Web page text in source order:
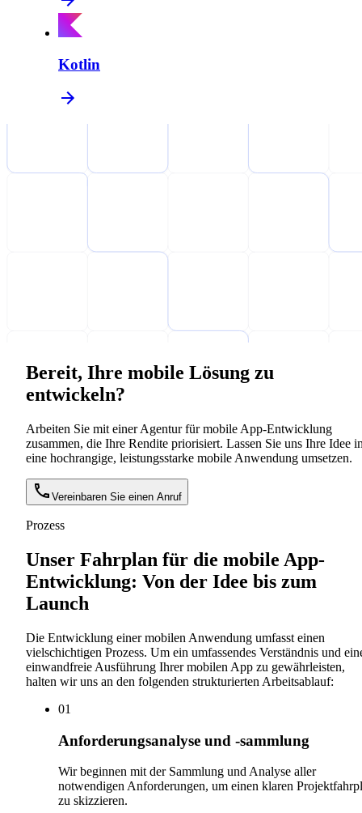
Kotlin
Bereit, Ihre mobile Lösung zu
entwickeln?
Arbeiten Sie mit einer Agentur für mobile App-Entwicklung
zusammen, die Ihre Rendite priorisiert. Lassen Sie uns Ihre Idee
eine hochrangige, leistungsstarke mobile Anwendung umsetzen.
Vereinbaren Sie einen Anruf
Prozess
Unser Fahrplan für die mobile App-
Entwicklung: Von der Idee bis zum
Launch
Die Entwicklung einer mobilen Anwendung umfasst einen
vielschichtigen Prozess. Um ein umfassendes Verständnis und
einwandfreie Ausführung Ihrer mobilen App zu gewährleisten,
halten wir uns an den folgenden strukturierten Arbeitsablauf:
01
Anforderungsanalyse und -sammlung
Wir beginnen mit der Sammlung und Analyse aller
notwendigen Anforderungen, um einen klaren
zu skizzieren.